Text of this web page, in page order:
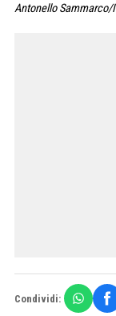
Antonello Sammarco/
Condividi: